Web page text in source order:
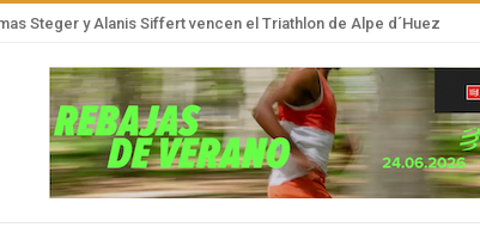
Steger y Alanis Siffert vencen el Triathlon de Alpe d´Huez